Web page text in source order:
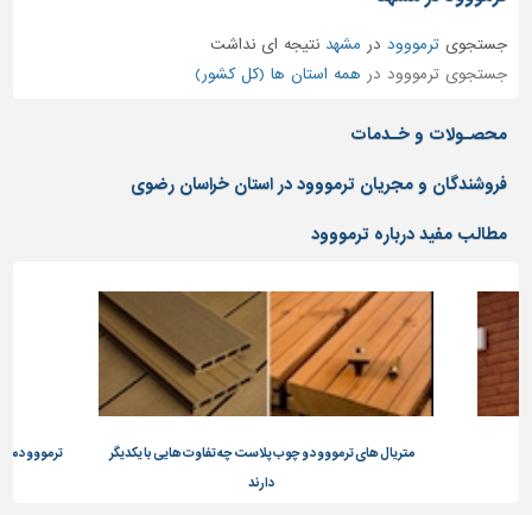
ساختمانی
نرده
و
حفاظ
کفپوش
سنگ
سرویس
بهداشتی
ابزار،یراق
ماشین
جستجویترمووود در مشهد نتیجه ای نداشت
جستجوی ترمووود در همه استان ها (کل کشور)
محصـولات و خـدمات
فروشندگان و مجریان ترمووود در استان خراسان رضوی
مطالب مفید درباره ترمووود
متریال های ترمووود و چوب پلاست چه تفاوت هایی با یکدیگر
دارند
ترمووود